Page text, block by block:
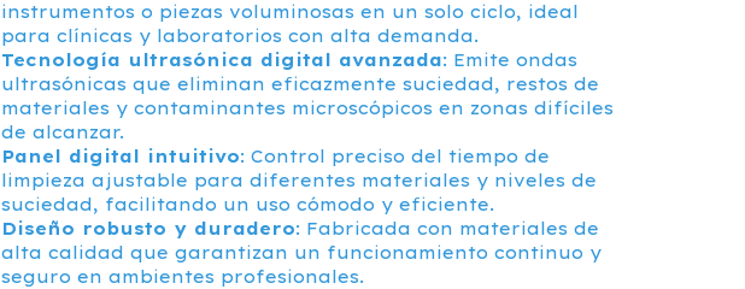
instrumentos o piezas voluminosas en un solo ciclo, ideal
para clínicas y laboratorios con alta demanda.
Tecnología ultrasónica digital avanzada: Emite ondas
ultrasónicas que eliminan eficazmente suciedad, restos de
materiales y contaminantes microscópicos en zonas difíciles
de alcanzar.
Panel digital intuitivo: Control preciso del tiempo de
limpieza ajustable para diferentes materiales y niveles de
suciedad, facilitando un uso cómodo y eficiente.
Diseño robusto y duradero: Fabricada con materiales de
alta calidad que garantizan un funcionamiento continuo y
seguro en ambientes profesionales.